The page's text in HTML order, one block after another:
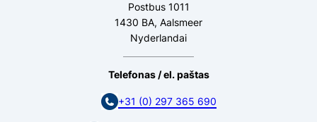
Postbus 1011
1430 BA, Aalsmeer
Nyderlandai
Telefonas / el. paštas
+31 (0) 297 365 690